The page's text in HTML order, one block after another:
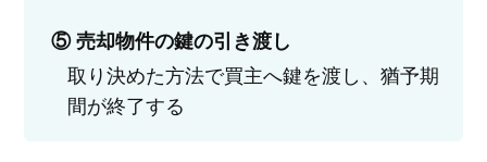
⑤ 売却物件の鍵の引き渡し
取り決めた方法で買主へ鍵を渡し、猶予期
間が終了する